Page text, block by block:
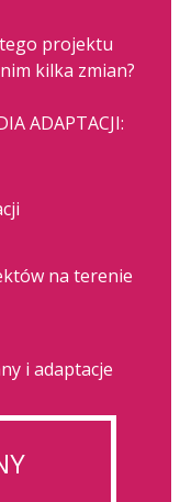
tego projektu
kilka zmian?
ADAPTACJI:
na terenie
i adaptacje